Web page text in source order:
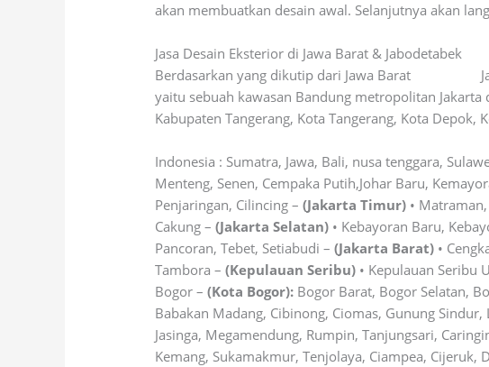
akan membuatkan desain awal. Selanjutnya akan
Jasa Desain Eksterior di Jawa Barat & Jabodetabek
Berdasarkan yang dikutip dari Jawa Barat
yaitu sebuah kawasan Bandung metropolitan
Kabupaten Tangerang, Kota Tangerang, Kota
Indonesia : Sumatra, Jawa, Bali, nusa tenggara,
Menteng, Senen, Cempaka Putih,Johar Baru,
Penjaringan, Cilincing –(Jakarta Timur) •
Cakung –(Jakarta Selatan) • Kebayoran Baru,
Pancoran, Tebet, Setiabudi –(Jakarta Barat) •
Tambora –(Kepulauan Seribu) • Kepulauan Seribu
Bogor –(Kota Bogor): Bogor Barat, Bogor Selatan,
Babakan Madang, Cibinong, Ciomas, Gunung
Jasinga, Megamendung, Rumpin, Tanjungsari,
Kemang, Sukamakmur, Tenjolaya, Ciampea, Cijeruk,